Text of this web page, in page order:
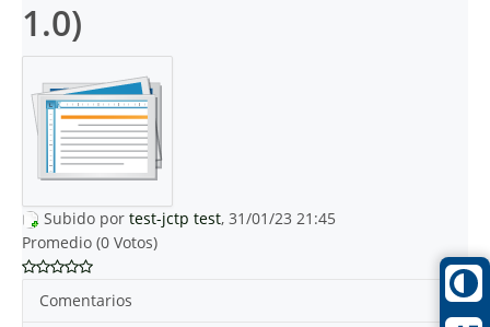
1.0)
Subido por test-jctp test, 31/01/23 21:45
Promedio (0 Votos)
Comentarios